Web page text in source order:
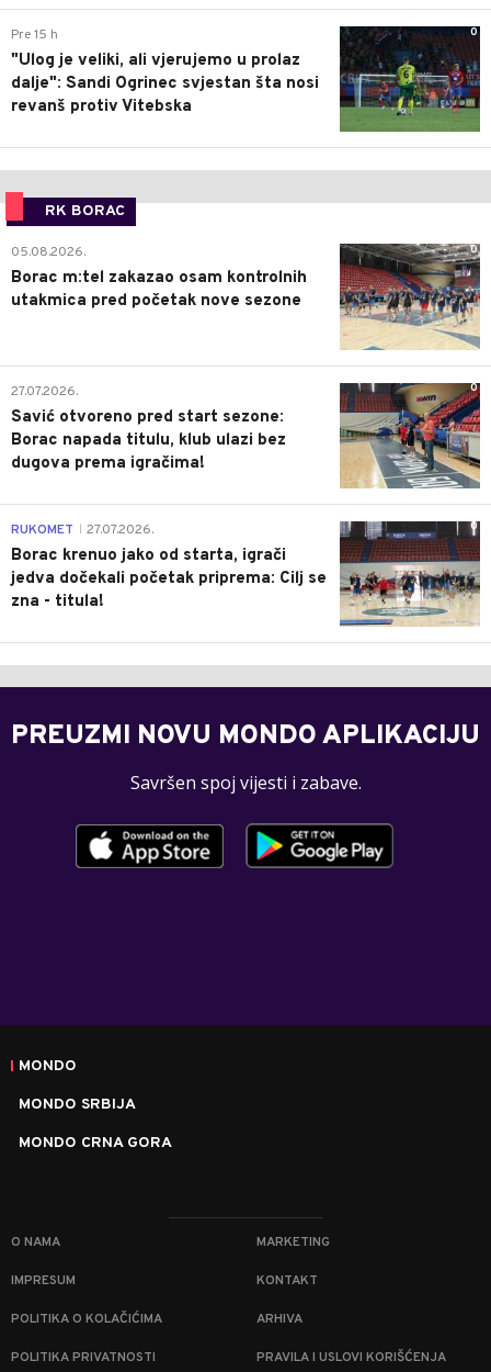
0
Pre 15 h
"Ulog je veliki, ali vjerujemo u prolaz
dalje": Sandi Ogrinec svjestan šta nosi
revanš protiv Vitebska
RK BORAC
0
05.08.2026.
Borac m:tel zakazao osam kontrolnih
utakmica pred početak nove sezone
0
27.07.2026.
Savić otvoreno pred start sezone:
Borac napada titulu, klub ulazi bez
dugova prema igračima!
0
RUKOMET 27.07.2026.
Borac krenuo jako od starta, igrači
jedva dočekali početak priprema: Cilj se
zna - titula!
PREUZMI NOVU MONDO APLIKACIJU
Savršen spoj vijesti i zabave.
MONDO
MONDO SRBIJA
MONDO CRNA GORA
O NAMA MARKETING
IMPRESUM KONTAKT
POLITIKA O KOLAČIĆIMA ARHIVA
POLITIKA PRIVATNOSTI PRAVILA I USLOVI KORIŠĆENJA